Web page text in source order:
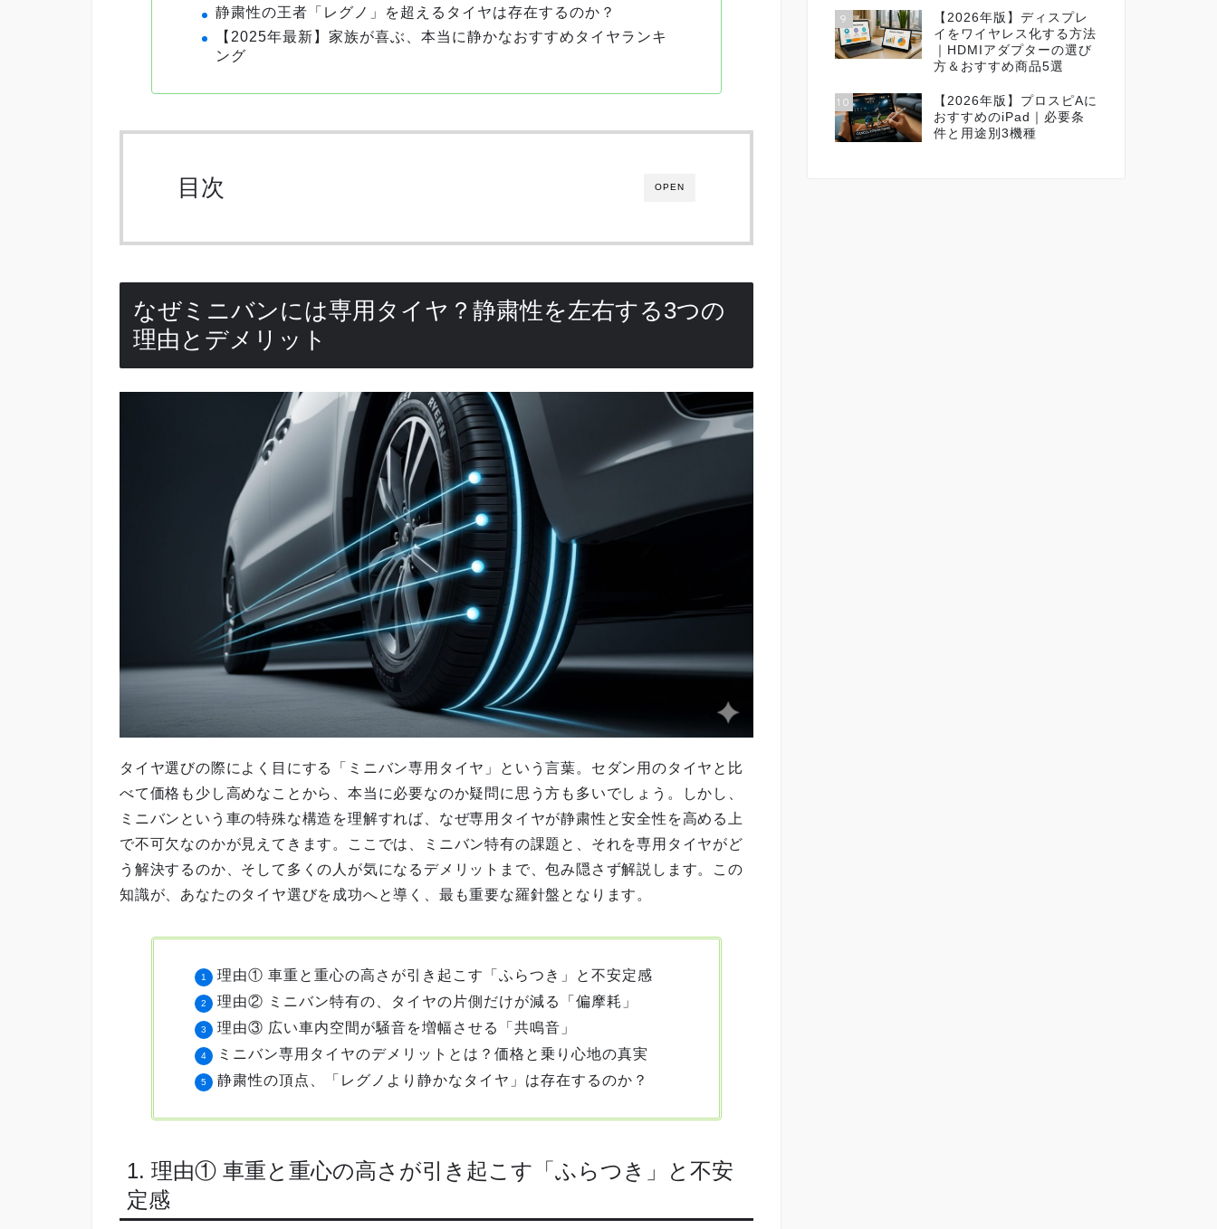
静粛性の王者「レグノ」を超えるタイヤは存在するのか？
【2025年最新】家族が喜ぶ、本当に静かなおすすめタイヤランキ
ング
OPEN
目次
なぜミニバンには専用タイヤ？静粛性を左右する3つの
理由とデメリット
タイヤ選びの際によく目にする「ミニバン専用タイヤ」という言葉。セダン用のタイヤと比
べて価格も少し高めなことから、本当に必要なのか疑問に思う方も多いでしょう。しかし、
ミニバンという車の特殊な構造を理解すれば、なぜ専用タイヤが静粛性と安全性を高める上
で不可欠なのかが見えてきます。ここでは、ミニバン特有の課題と、それを専用タイヤがど
う解決するのか、そして多くの人が気になるデメリットまで、包み隠さず解説します。この
知識が、あなたのタイヤ選びを成功へと導く、最も重要な羅針盤となります。
理由① 車重と重心の高さが引き起こす「ふらつき」と不安定感
理由② ミニバン特有の、タイヤの片側だけが減る「偏摩耗」
理由③ 広い車内空間が騒音を増幅させる「共鳴音」
ミニバン専用タイヤのデメリットとは？価格と乗り心地の真実
静粛性の頂点、「レグノより静かなタイヤ」は存在するのか？
1. 理由① 車重と重心の高さが引き起こす「ふらつき」と不安
定感
9
【2026年版】ディスプレ
イをワイヤレス化する方法
｜HDMIアダプターの選び
方＆おすすめ商品5選
10
【2026年版】プロスピAに
おすすめのiPad｜必要条
件と用途別3機種